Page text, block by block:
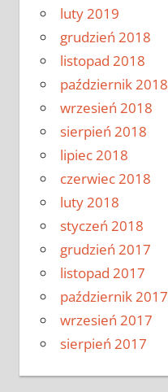
luty 2019
grudzień 2018
listopad 2018
październik 2018
wrzesień 2018
sierpień 2018
lipiec 2018
czerwiec 2018
luty 2018
styczeń 2018
grudzień 2017
listopad 2017
październik 2017
wrzesień 2017
sierpień 2017